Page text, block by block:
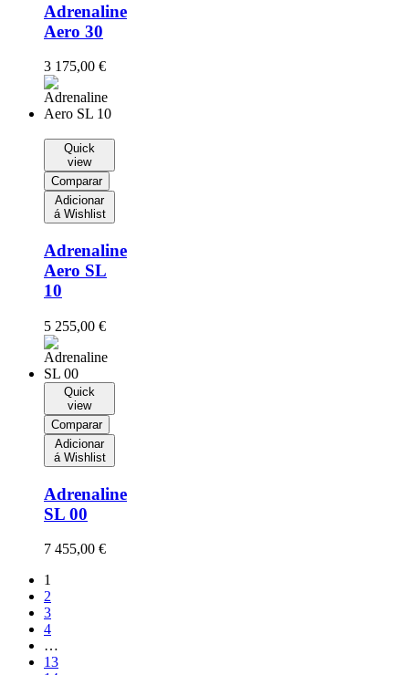
Adrenaline
Aero 30
3 175,00 €
Quick
view
Comparar
Adicionar
á Wishlist
Adrenaline
Aero SL
10
5 255,00 €
Quick
view
Comparar
Adicionar
á Wishlist
Adrenaline
SL 00
7 455,00 €
1
2
3
4
…
13